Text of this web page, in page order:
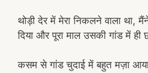
थोड़ी देर में मेरा निकलने वाला था,
दिया और पूरा माल उसकी गांड में ही
कसम से गांड चुदाई में बहुत मज़ा